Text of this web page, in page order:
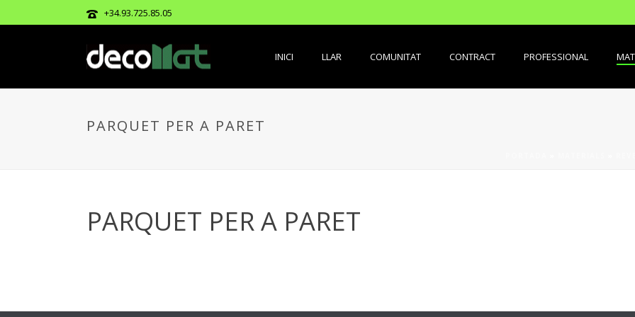
+34.93.725.85.05
INICI LLAR COMUNITAT CONTRACT PROFESSIONAL
PARQUET PER A PARET
PARQUET PER A PARET